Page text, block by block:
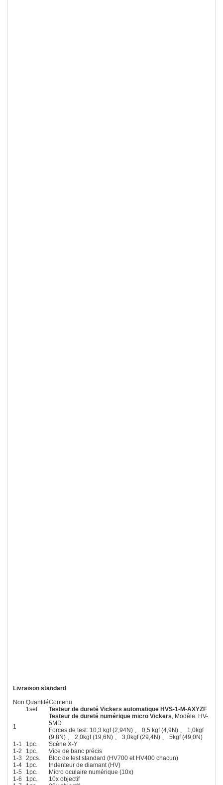
Livraison standard
Non. QuantitéContenu
1set.
Testeur de dureté Vickers automatique HVS-1-M-AXYZF
1
Testeur de dureté numérique micro Vickers , Modèle: HV-
5MD
Forces de test: 10,3 kgf (2,94N) 、 0,5 kgf (4,9N) 、 1,0kgf
(9,8N) 、 2,0kgf (19,6N) 、 3,0kgf (29,4N) 、 5kgf (49,0N)
1-1
1pc.
Scène X-Y
1-2
1pc.
Vice de banc précis
1-3
2pcs.
Bloc de test standard (HV700 et HV400 chacun)
1-4
1pc.
Indenteur de diamant (HV)
1-5
1pc.
Micro oculaire numérique (10x)
1-6
1pc.
10x objectif